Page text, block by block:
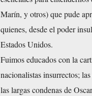
Marín, y otros) que pude
quienes, desde el poder
Estados Unidos.
Fuimos educados con la
nacionalistas insurrectos;
las largas condenas de